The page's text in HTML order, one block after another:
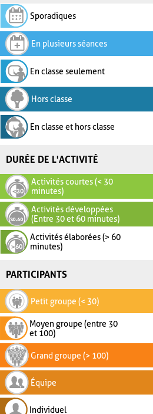
Sporadiques
En plusieurs séances
En classe seulement
Hors classe
En classe et hors classe
DURÉE DE L'ACTIVITÉ
Activités courtes (< 30
minutes)
Activités développées
(Entre 30 et 60 minutes)
Activités élaborées (> 60
minutes)
PARTICIPANTS
Petit groupe (< 30)
Moyen groupe (entre 30
et 100)
Grand groupe (> 100)
Équipe
Individuel